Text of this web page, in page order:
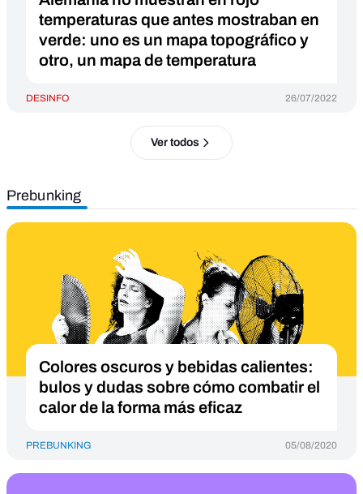
temperaturas que antes mostraban en
verde: uno es un mapa topográfico y
otro, un mapa de temperatura
DESINFO 26/07/2022
Ver todos
Prebunking
Colores oscuros y bebidas calientes:
bulos y dudas sobre cómo combatir el
calor de la forma más eficaz
PREBUNKING 05/08/2020